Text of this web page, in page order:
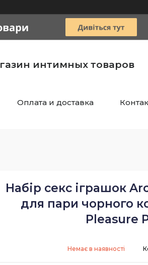
интимных товаров
Оплата и доставка
Набір секс іграшок
для пари чорного
Pleasure
Немає в наявності